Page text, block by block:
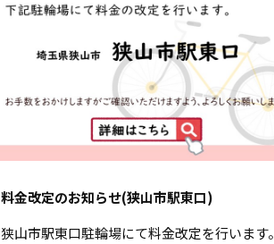
料金改定のお知らせ(狭山市駅東口)
狭山市駅東口駐輪場にて料金改定を行います。